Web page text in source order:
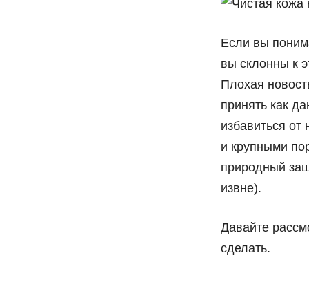
Если вы
вы склонны к
Плохая
принять как
избавиться
и крупными
природный
извне).
Давайте
сделать.